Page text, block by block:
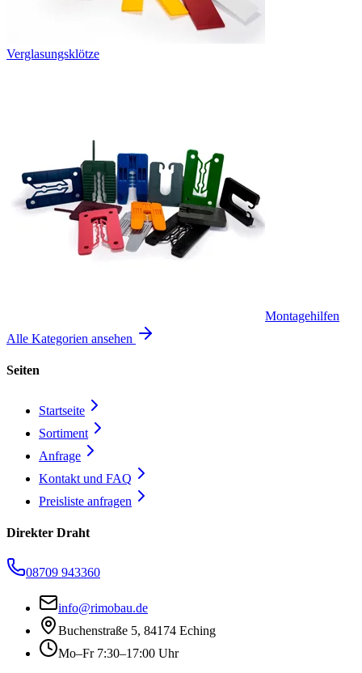
Verglasungsklötze
Montagehilfen
Alle Kategorien ansehen
Seiten
Startseite
Sortiment
Anfrage
Kontakt und FAQ
Preisliste anfragen
Direkter Draht
08709 943360
info@rimobau.de
Buchenstraße 5, 84174 Eching
Mo–Fr 7:30–17:00 Uhr